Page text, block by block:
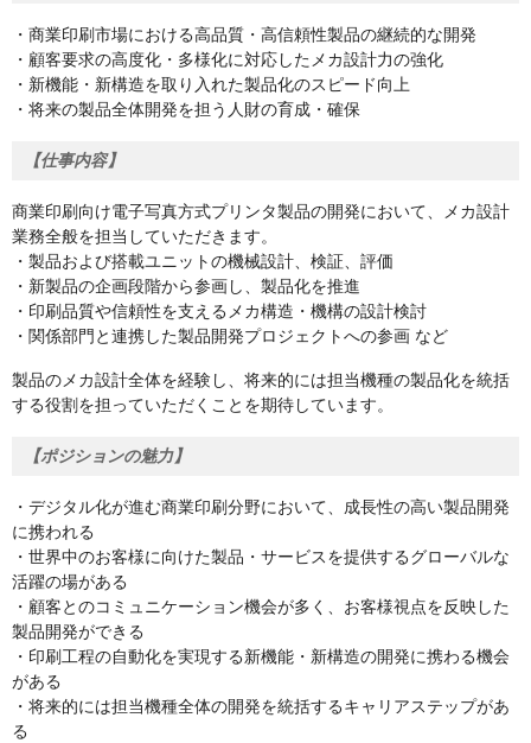
・商業印刷市場における高品質・高信頼性製品の継続的な開発
・顧客要求の高度化・多様化に対応したメカ設計力の強化
・新機能・新構造を取り入れた製品化のスピード向上
・将来の製品全体開発を担う人財の育成・確保
【仕事内容】
商業印刷向け電子写真方式プリンタ製品の開発において、メカ設計
業務全般を担当していただきます。
・製品および搭載ユニットの機械設計、検証、評価
・新製品の企画段階から参画し、製品化を推進
・印刷品質や信頼性を支えるメカ構造・機構の設計検討
・関係部門と連携した製品開発プロジェクトへの参画 など
製品のメカ設計全体を経験し、将来的には担当機種の製品化を統括
する役割を担っていただくことを期待しています。
【ポジションの魅力】
・デジタル化が進む商業印刷分野において、成長性の高い製品開発
に携われる
・世界中のお客様に向けた製品・サービスを提供するグローバルな
活躍の場がある
・顧客とのコミュニケーション機会が多く、お客様視点を反映した
製品開発ができる
・印刷工程の自動化を実現する新機能・新構造の開発に携わる機会
がある
・将来的には担当機種全体の開発を統括するキャリアステップがあ
る